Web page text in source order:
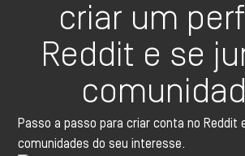
criar um
Reddit e se
Passo a passo para criar conta no Reddit
comunidades do seu interesse.